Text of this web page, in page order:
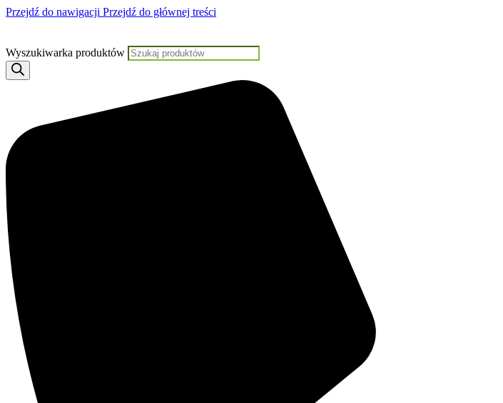
Przejdź do nawigacji Przejdź do głównej treści
Wyszukiwarka produktów